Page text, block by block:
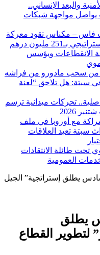
والبعد الإنساني..
يواصل مواجهة شبكات
فاس – مكناس تقود معركة
الأمن المائي ببولمان.. مشروع استراتيجي بـ251 مليون درهم
الانقطاعات ويؤسس
من سحب مادورو من فراشه
سبتة: هل تلاحق “لعنة
تحركات ميدانية ترسم
2026
مع أوروبا في ملف
سبتة تعيد العلاقات
تحت طائلة الانتقادات
العمومية
يطلق إستراتجية” الجيل
يطلق
لتطوير القطاع